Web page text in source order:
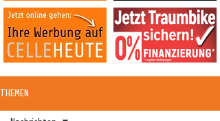
THEMEN